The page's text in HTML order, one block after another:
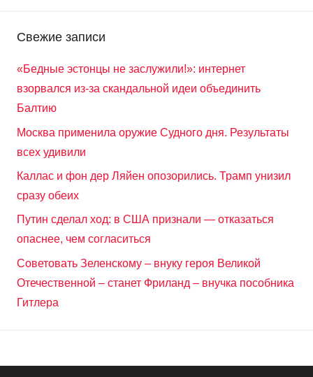
Свежие записи
«Бедные эстонцы не заслужили!»: интернет
взорвался из-за скандальной идеи объединить
Балтию
Москва применила оружие Судного дня. Результаты
всех удивили
Каллас и фон дер Ляйен опозорились. Трамп унизил
сразу обеих
Путин сделал ход: в США признали — отказаться
опаснее, чем согласиться
Советовать Зеленскому – внуку героя Великой
Отечественной – станет Фриланд – внучка пособника
Гитлера